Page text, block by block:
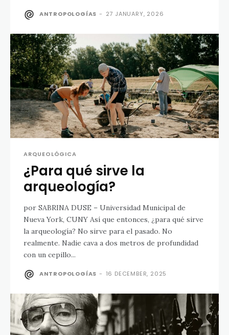
ANTROPOLOGÍAS - 27 JANUARY, 2026
ARQUEOLÓGICA
¿Para qué sirve la
arqueología?
por SABRINA DUSE – Universidad Municipal de
Nueva York, CUNY Así que entonces, ¿para qué sirve
la arqueología? No sirve para el pasado. No
realmente. Nadie cava a dos metros de profundidad
con un cepillo...
ANTROPOLOGÍAS - 16 DECEMBER, 2025